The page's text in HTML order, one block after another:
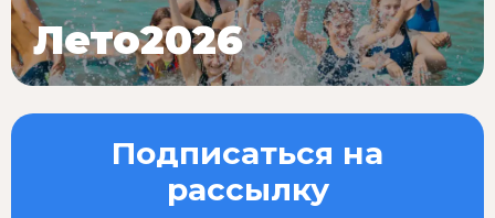
Подписаться на
рассылку
Лето2026